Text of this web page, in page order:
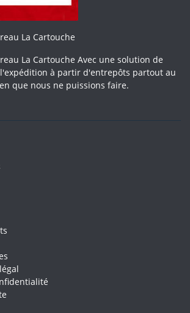
La Cartouche
La Cartouche Avec une solution de
à partir d'entrepôts partout au
que nous ne puissions faire.